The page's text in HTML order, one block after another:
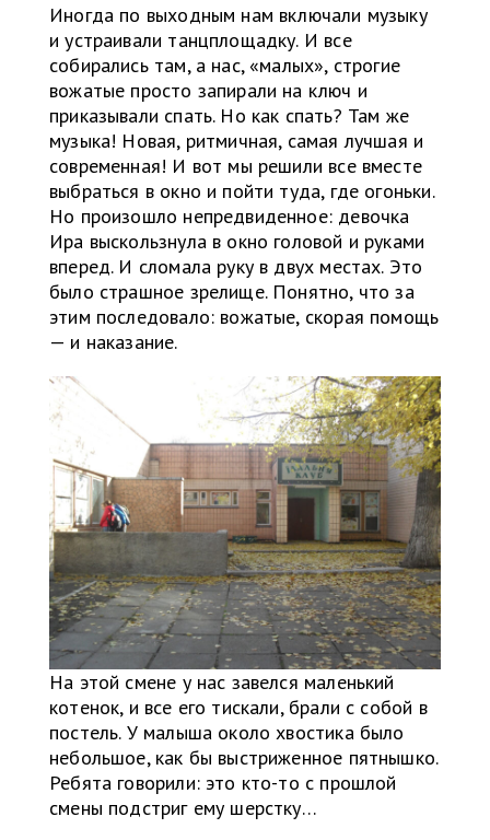
Иногда по выходным нам включали музыку
и устраивали танцплощадку. И все
собирались там, а нас, «малых», строгие
вожатые просто запирали на ключ и
приказывали спать. Но как спать? Там же
музыка! Новая, ритмичная, самая лучшая и
современная! И вот мы решили все вместе
выбраться в окно и пойти туда, где огоньки.
Но произошло непредвиденное: девочка
Ира выскользнула в окно головой и руками
вперед. И сломала руку в двух местах. Это
было страшное зрелище. Понятно, что за
этим последовало: вожатые, скорая помощь
— и наказание.
На этой смене у нас завелся маленький
котенок, и все его тискали, брали с собой в
постель. У малыша около хвостика было
небольшое, как бы выстриженное пятнышко.
Ребята говорили: это кто-то с прошлой
смены подстриг ему шерстку…